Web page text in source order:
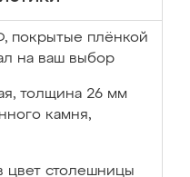
покрытые плёнкой
на ваш выбор
толщина 26 мм
камня,
цвет столешницы